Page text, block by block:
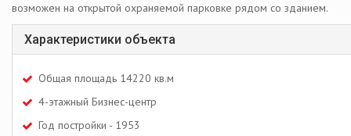
возможен на открытой охраняемой парковке рядом со зданием.
Характеристики объекта
Общая площадь 14220 кв.м
4-этажный Бизнес-центр
Год постройки - 1953